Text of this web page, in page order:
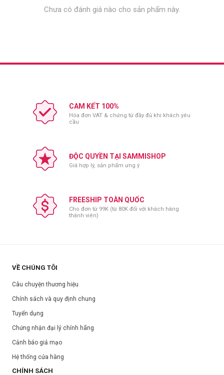
#A02 Medium
Công dụng:
Bảo vệ da khỏi ánh nắng với chỉ số SPF50 PA+++
Công nghệ Long Lasting Fitting System: Cơ chế hạt dầu dễ bay hơi,
Công nghệ Soft Focusing Effect & Sebum Control: Tạo nên các hạt
chất siêu mịn, cấu trúc rỗng hấp thụ dầu và mồ hôi trên da.
Chưa có đánh giá nào cho sản phẩm này.
CAM KẾT 100%
Hóa đơn VAT & chứng từ đầy đủ khi khách yêu
cầu
ĐỘC QUYỀN TẠI SAMMISHOP
Giá hợp lý, sản phẩm ưng ý
FREESHIP TOÀN QUỐC
Cho đơn từ 99K (từ 80K đối với khách hàng
thành viên)
VỀ CHÚNG TÔI
Câu chuyện thương hiệu
Chính sách và quy định chung
Tuyển dụng
Chứng nhận đại lý chính hãng
Cảnh báo giả mạo
Hệ thống cửa hàng
CHÍNH SÁCH